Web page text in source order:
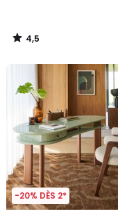
4,5
/
-20% DÈS 2*